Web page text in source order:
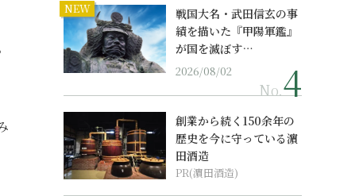
NEW
戦国大名・武田信玄の事
績を描いた『甲陽軍鑑』
が国を滅ぼす…
2026/08/02
No.
創業から続く150余年の
歴史を今に守っている濵
田酒造
PR(濵田酒造)